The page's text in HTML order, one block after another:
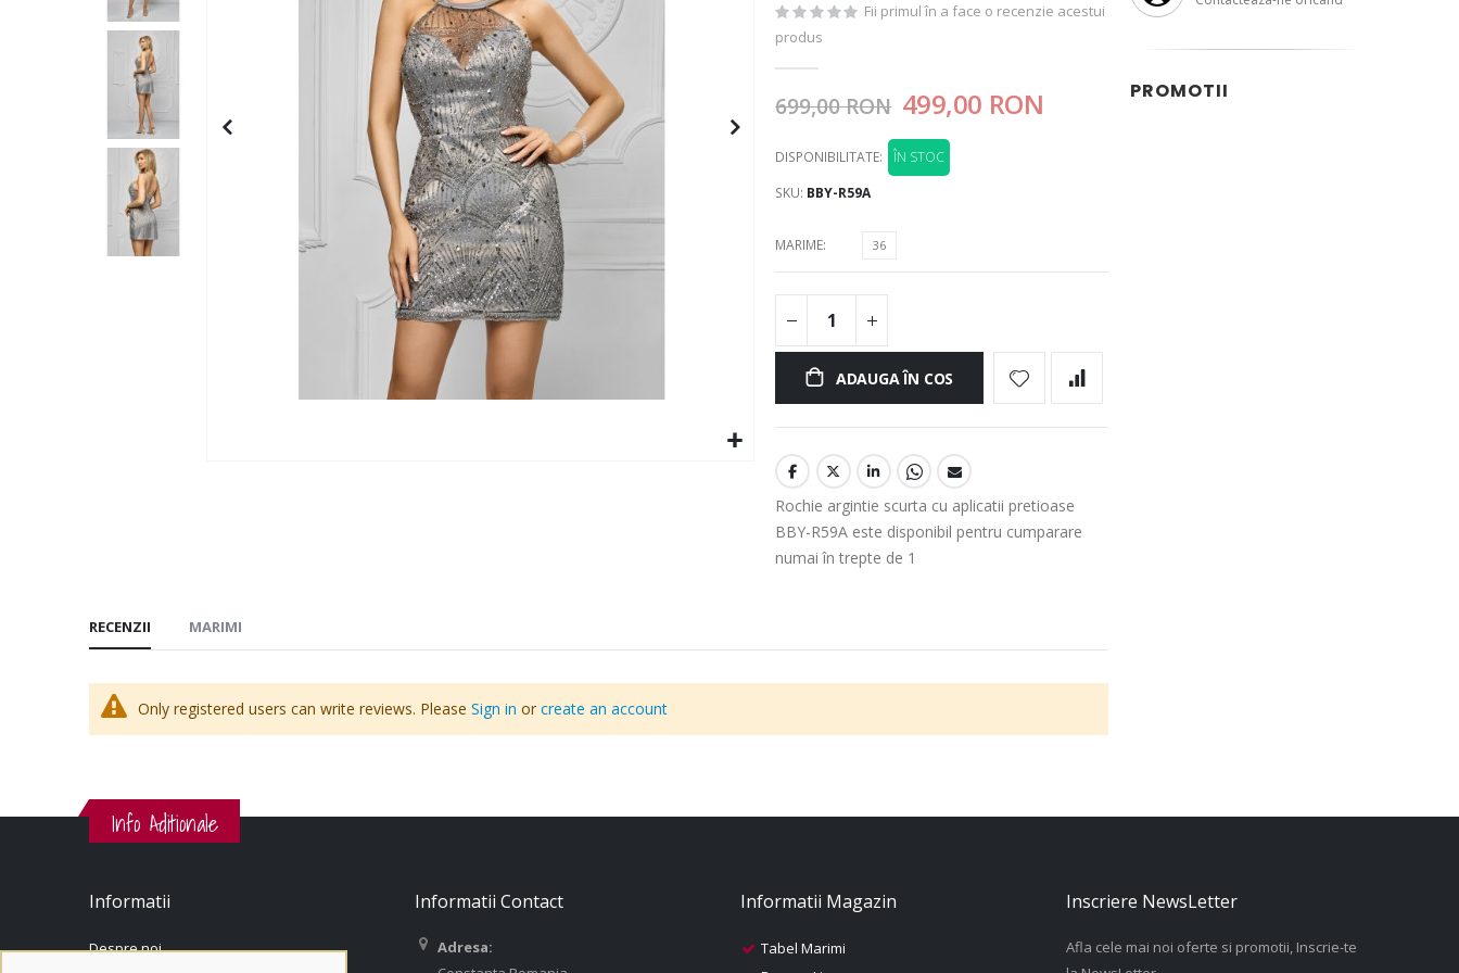
Fii primul în a face o recenzie acestui
produs
699,00 RON 499,00 RON
DISPONIBILITATE:
ÎN STOC
SKU BBY-R59A
MARIME 36
ADAUGA ÎN COS
Rochie argintie scurta cu aplicatii pretioase
BBY-R59A este disponibil pentru cumparare
numai în trepte de 1
RECENZII
Only registered users can write reviews. Please Sign in or create an account
MARIMI
PROMOTII
Info Aditionale
Informatii
Despre noi
Informatii Contact
Adresa:
Informatii Magazin
Tabel Marimi
Inscriere NewsLetter
Afla cele mai noi oferte si promotii, Inscrie-te